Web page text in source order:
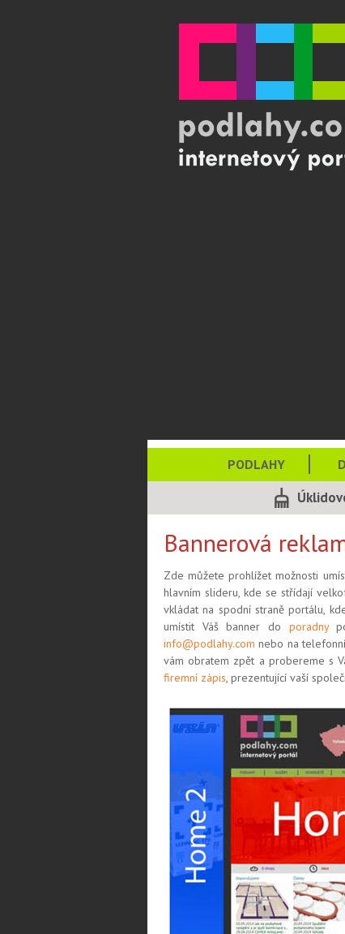
PODLAHY
služby
Bannerová
Zde můžete prohlížet možnosti
hlavním slideru, kde se střídají
vkládat na spodní straně portálu,
umístit Váš banner do poradny
info@podlahy.com nebo na
vám obratem zpět a probereme s
firemní zápis, prezentující vaší